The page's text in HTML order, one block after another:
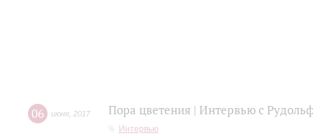
06 июня 2017 Пора цветения | Интервью с
Интервью